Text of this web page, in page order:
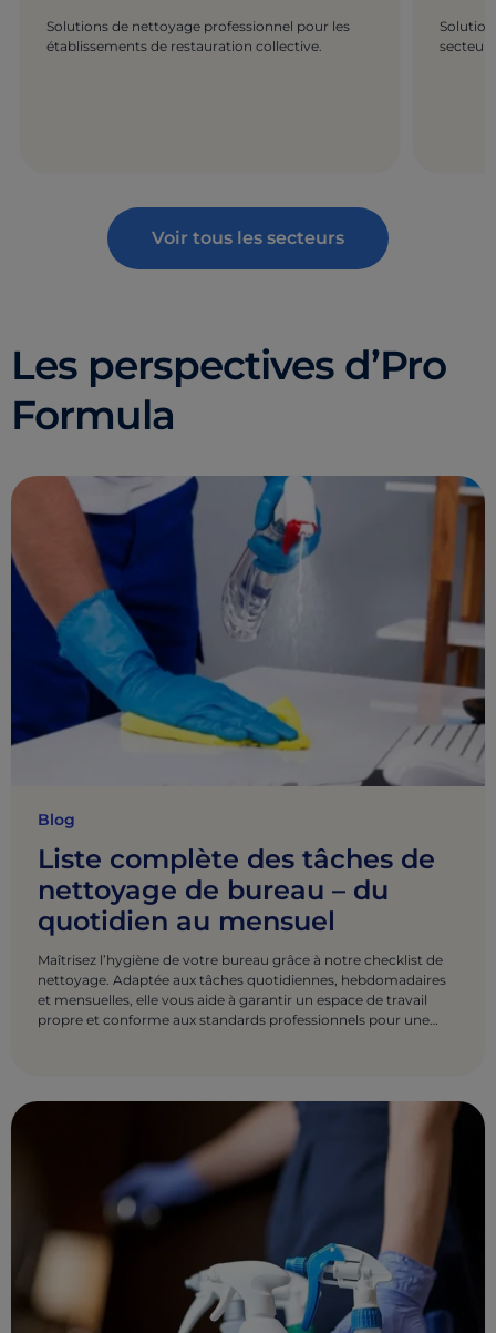
Solutions de nettoyage professionnel pour les
établissements de restauration collective.
secteur
Voir tous les secteurs
Les perspectives d’Pro
Formula
Blog
Liste complète des tâches de
nettoyage de bureau – du
quotidien au mensuel
Maîtrisez l’hygiène de votre bureau grâce à notre checklist de
nettoyage. Adaptée aux tâches quotidiennes, hebdomadaires
et mensuelles, elle vous aide à garantir un espace de travail
propre et conforme aux standards professionnels pour une